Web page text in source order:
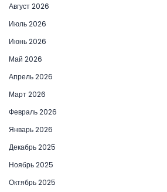
Август 2026
Июль 2026
Июнь 2026
Май 2026
Апрель 2026
Март 2026
Февраль 2026
Январь 2026
Декабрь 2025
Ноябрь 2025
Октябрь 2025